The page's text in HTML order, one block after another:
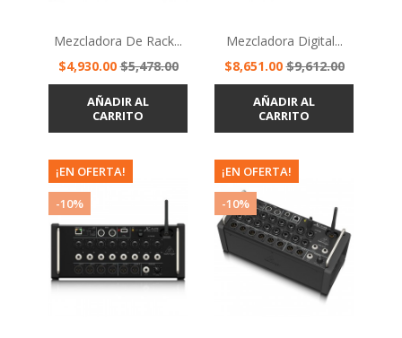
Mezcladora De Rack...
Precio
$4,930.00Precio
base
$5,478.00
AÑADIR AL
CARRITO
Mezcladora Digital...
Precio
$8,651.00Precio
base
$9,612.00
AÑADIR AL
CARRITO
¡EN OFERTA!
-10%
¡EN OFERTA!
-10%